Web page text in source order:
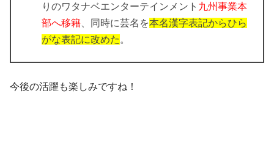
りのワタナベエンターテインメント 九州事業本
部へ移籍 、同時に芸名を本名漢字表記からひら
がな表記に改めた 。
今後の活躍も楽しみですね！